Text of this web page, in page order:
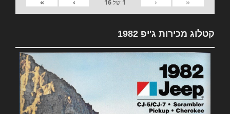
«
‹
1 של16
›
»
קטלוג מכירות ג'יפ 1982